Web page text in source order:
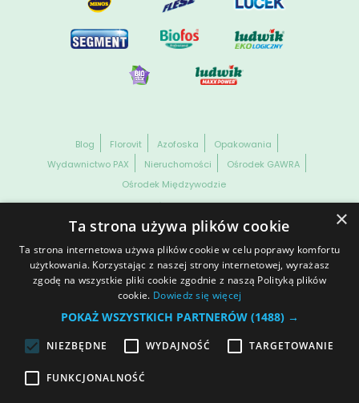
Blog Florovit Azofoska
Opakowania
Wydawnictwo PAX
Nieruchomości
Ośrodek GAWRA
Ośrodek Międzywodzie
WSZELKIE PRAWA ZASTRZEŻONE. GRUPA INCO S.A. INFORMACJE
ZAWARTE NA NASZEJ STRONIE NIE STANOWIĄ OFERTY HANDLOWEJ
W ROZUMIENIU OBOWIĄZUJĄCYCH PRZEPISÓW KODEKSU
CYWILNEGO CZY PRAWA HANDLOWEGO.
Dane spółki
Prawa autorskie
Informacja o plikach cookies
Ochrona danych osobowych
© 2025 | Polityka prywatności
Otwórz ustawienia cookies
Dołącz do nas
×
Ta strona używa plików cookie
Ta strona internetowa używa plików cookie w celu poprawy komfortu
użytkowania. Korzystając z naszej strony internetowej, wyrażasz
zgodę na wszystkie pliki cookie zgodnie z naszą Polityką plików
cookie. Dowiedz się więcej
POKAŻ WSZYSTKICH PARTNERÓW (1488) →
NIEZBĘDNE WYDAJNOŚĆ TARGETOWANIE
FUNKCJONALNOŚĆ